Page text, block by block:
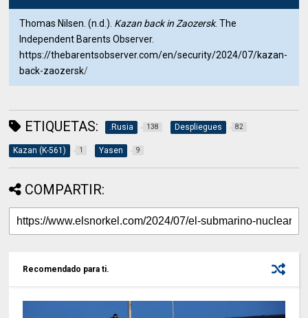
Thomas Nilsen. (n.d.). Kazan back in Zaozersk. The
Independent Barents Observer.
https://thebarentsobserver.com/en/security/2024/07/kazan-
back-zaozersk/
ETIQUETAS: .Rusia 138 Despliegues 82
Kazan (K-561) 1 Yasen 9
COMPARTIR:
Recomendado para ti.